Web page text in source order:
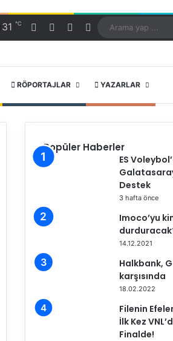
31 ℃ Kayıt OlRastgele Makale
Kenar Bölmesi
Dış görünümü
RÖPORTAJLAR YAZARLAR
Popüler Haberler
ES
Destek
3 hafta önce
Imoco’yu
14.12.2021
Halkbank,
karşısında
18.02.2022
Filenin
İlk Kez
Finalde!